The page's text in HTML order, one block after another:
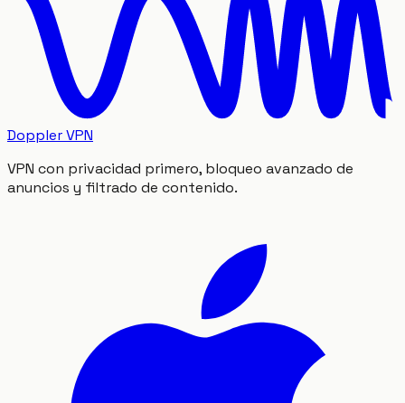
Doppler VPN
VPN con privacidad primero, bloqueo avanzado de
anuncios y filtrado de contenido.